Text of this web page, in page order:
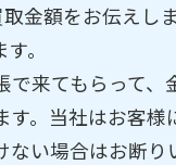
金額をお伝えし
。
来てもらって
す。当社はお客
い場合はお断り